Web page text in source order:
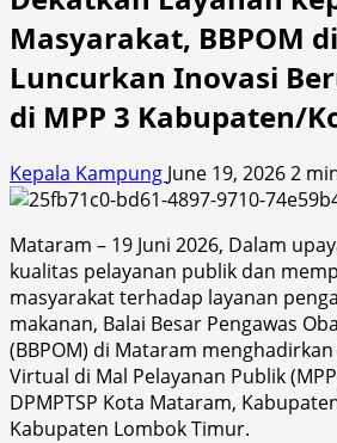
Masyarakat, BBPOM
Luncurkan Inovasi
di MPP 3 Kabupaten/
Kepala Kampung June 19, 20262
Mataram – 19 Juni 2026, Dalam
kualitas pelayanan publik dan
masyarakat terhadap layanan
makanan, Balai Besar Pengawas
(BBPOM) di Mataram
Virtual di Mal Pelayanan Publik
DPMPTSP Kota Mataram,
Kabupaten Lombok Timur.